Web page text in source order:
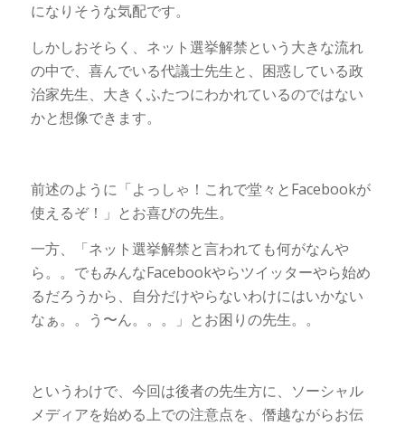
になりそうな気配です。
しかしおそらく、ネット選挙解禁という大きな流れ
の中で、喜んでいる代議士先生と、困惑している政
治家先生、大きくふたつにわかれているのではない
かと想像できます。
前述のように「よっしゃ！これで堂々とFacebookが
使えるぞ！」とお喜びの先生。
一方、「ネット選挙解禁と言われても何がなんや
ら。。でもみんなFacebookやらツイッターやら始め
るだろうから、自分だけやらないわけにはいかない
なぁ。。う〜ん。。。」とお困りの先生。。
というわけで、今回は後者の先生方に、ソーシャル
メディアを始める上での注意点を、僭越ながらお伝